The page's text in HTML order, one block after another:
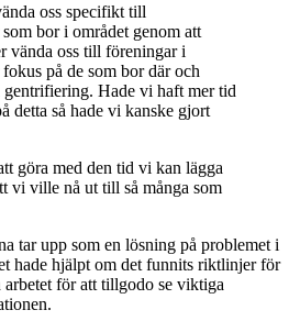
oss specifikt till
bor i området genom att
vända oss till föreningar i
på de som bor där och
Hade vi haft mer tid
detta så hade vi kanske gjort
göra med den tid vi kan lägga
vi ville nå ut till så många som
tar upp som en lösning på problemet i
hade hjälpt om det funnits riktlinjer för
för att tillgodo se viktiga